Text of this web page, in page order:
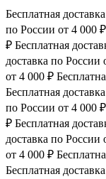
Бесплатная
по России от 4 000 ₽
₽ Бесплатная
доставка по России
от 4 000 ₽
Бесплатная
по России от 4 000 ₽
₽ Бесплатная
доставка по России
от 4 000 ₽
Бесплатная